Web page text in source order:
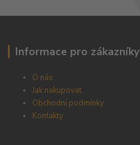
Informace pro zákazníky
O nás
Jak nakupovat
Obchodní podmínky
Kontakty